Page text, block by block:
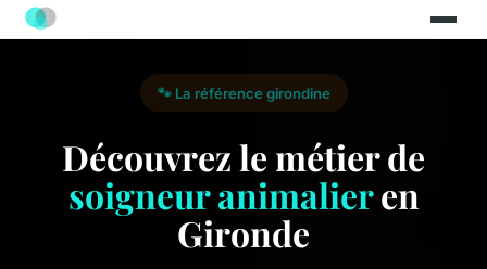
🐾 La référence girondine
Découvrez le métier de
soigneur animalieren
Gironde